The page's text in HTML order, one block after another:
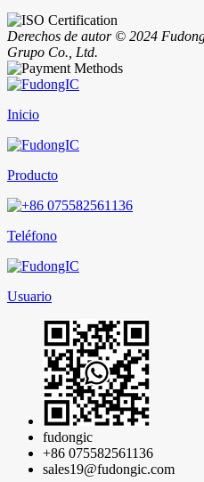
Derechos de autor © 2024
Grupo Co., Ltd.
Inicio
Producto
Teléfono
Usuario
fudongic
+86 075582561136
sales19@fudongic.com